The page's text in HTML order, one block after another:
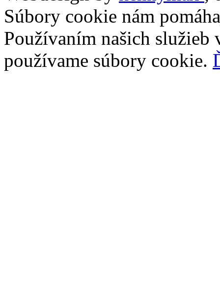
Súbory cookie nám
Používaním našich služieb
používame súbory cookie.